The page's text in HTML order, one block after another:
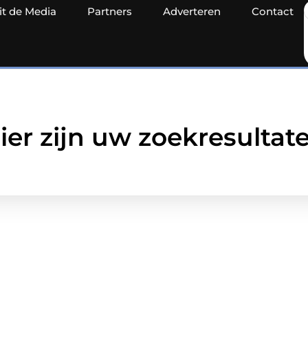
de Media Partners Adverteren Contact
zijn uw